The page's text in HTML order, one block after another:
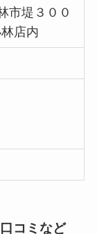
市堤３００
店内
コミなど